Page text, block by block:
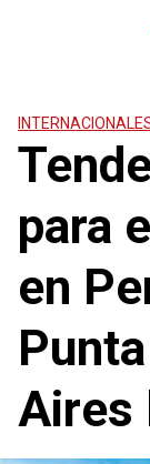
para
en
Aires